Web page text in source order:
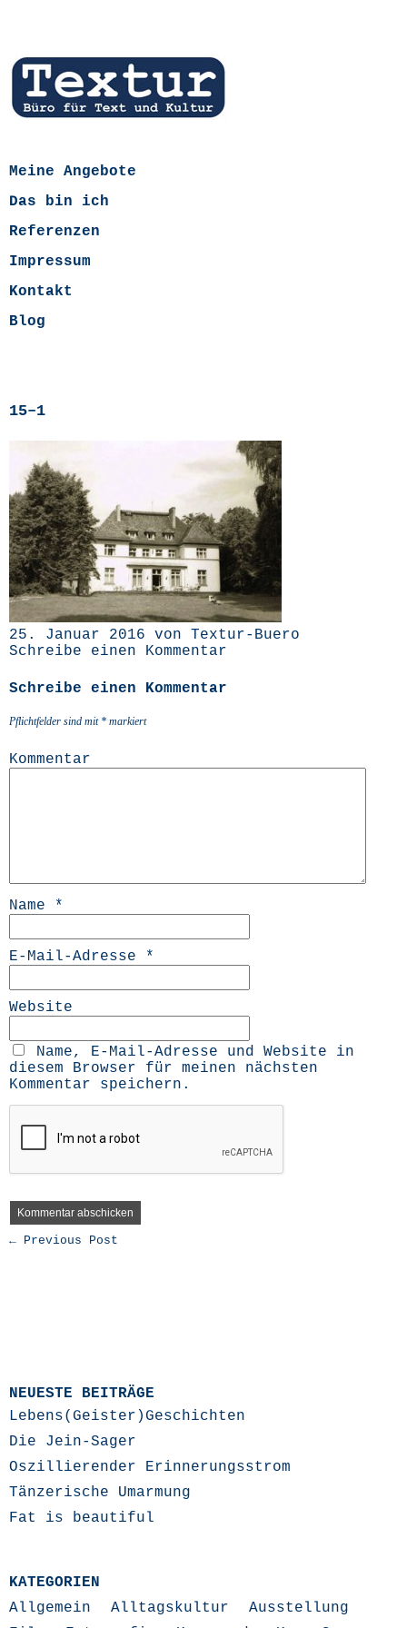
Meine Angebote
Das bin ich
Referenzen
Impressum
Kontakt
Blog
15–1
25. Januar 2016 von Textur-Buero
Schreibe einen Kommentar
Schreibe einen Kommentar
Pflichtfelder sind mit * markiert
Kommentar
Name *
E-Mail-Adresse *
Website
Name, E-Mail-Adresse und Website in
diesem Browser für meinen nächsten
Kommentar speichern.
← Previous Post
NEUESTE BEITRÄGE
Lebens(Geister)Geschichten
Die Jein-Sager
Oszillierender Erinnerungsstrom
Tänzerische Umarmung
Fat is beautiful
KATEGORIEN
Allgemein
Alltagskultur
Ausstellung